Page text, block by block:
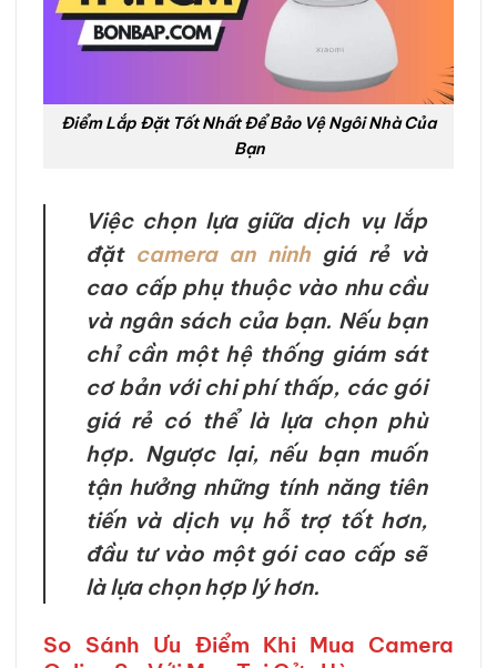
Điểm Lắp Đặt Tốt Nhất Để Bảo Vệ Ngôi Nhà Của
Bạn
Việc chọn lựa giữa dịch vụ lắp
đặt camera an ninhgiá rẻ và
cao cấp phụ thuộc vào nhu cầu
và ngân sách của bạn. Nếu bạn
chỉ cần một hệ thống giám sát
cơ bản với chi phí thấp, các gói
giá rẻ có thể là lựa chọn phù
hợp. Ngược lại, nếu bạn muốn
tận hưởng những tính năng tiên
tiến và dịch vụ hỗ trợ tốt hơn,
đầu tư vào một gói cao cấp sẽ
là lựa chọn hợp lý hơn.
So Sánh Ưu Điểm Khi Mua Camera